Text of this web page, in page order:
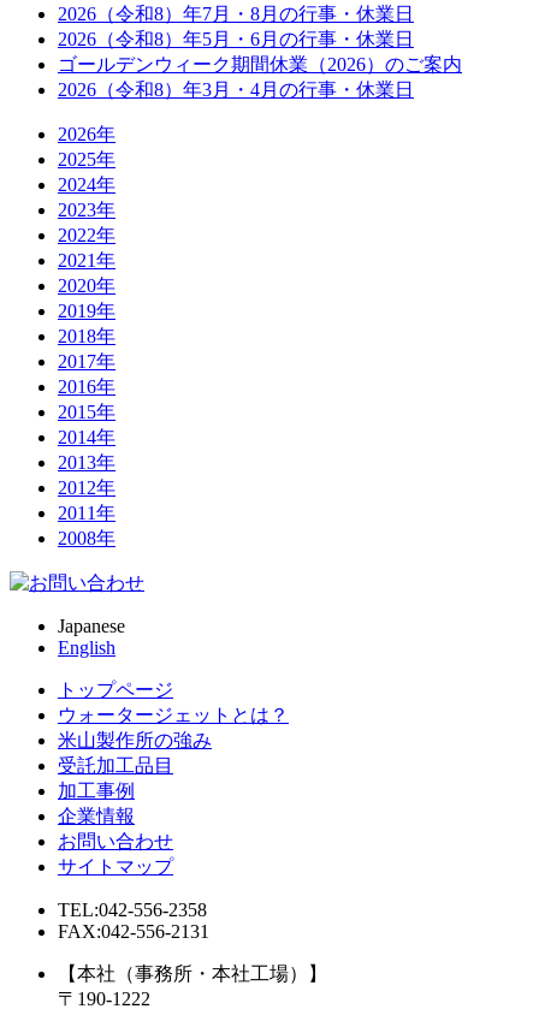
2026（令和8）年7月・8月の行事・休業日
2026（令和8）年5月・6月の行事・休業日
ゴールデンウィーク期間休業（2026）のご案内
2026（令和8）年3月・4月の行事・休業日
2026年
2025年
2024年
2023年
2022年
2021年
2020年
2019年
2018年
2017年
2016年
2015年
2014年
2013年
2012年
2011年
2008年
Japanese
English
トップページ
ウォータージェットとは？
米山製作所の強み
受託加工品目
加工事例
企業情報
お問い合わせ
サイトマップ
TEL:042-556-2358
FAX:042-556-2131
【本社（事務所・本社工場）】
〒190-1222